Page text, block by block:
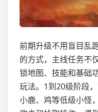
前期升级不用盲目乱
的方式，主线任务不
锁地图、技能和基础
玩法。1到20级阶段
小鹿、鸡等低级小怪